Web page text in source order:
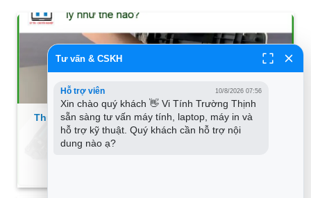
Thủ thuật Máy in bị kẹt giấy trong đường dẫn xử lý
– Cách tự xử lý tại nhà
Tư vấn & CSKH
Hỗ trợ viên 10/8/2026 07:56
Xin chào quý khách 👋 Vi Tính Trường Thịnh
sẵn sàng tư vấn máy tính, laptop, máy in và
hỗ trợ kỹ thuật. Quý khách cần hỗ trợ nội
dung nào ạ?